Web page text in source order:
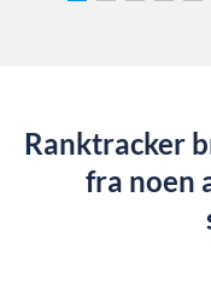
Ranktracker
fra noen